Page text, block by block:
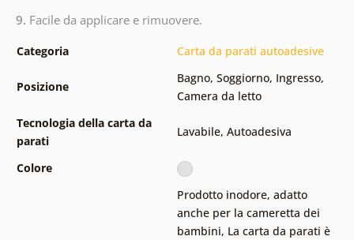
9. Facile da applicare e rimuovere.
Categoria Carta da parati autoadesive
Posizione
Bagno, Soggiorno, Ingresso,
Camera da letto
Tecnologia della carta da
parati
Lavabile, Autoadesiva
Colore
Prodotto inodore, adatto
anche per la cameretta dei
bambini, La carta da parati è